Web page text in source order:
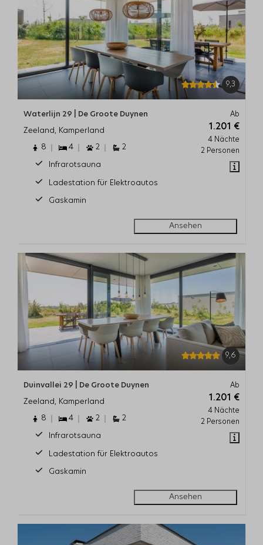
9,3
Ab
1.201 €
4 Nächte
2 Personen
Waterlijn 29 | De Groote Duynen
Zeeland, Kamperland
8 4 2 2
Infrarotsauna
Ladestation für Elektroautos
Gaskamin
Ansehen
9,6
Ab
1.201 €
4 Nächte
2 Personen
Duinvallei 29 | De Groote Duynen
Zeeland, Kamperland
8 4 2 2
Infrarotsauna
Ladestation für Elektroautos
Gaskamin
Ansehen